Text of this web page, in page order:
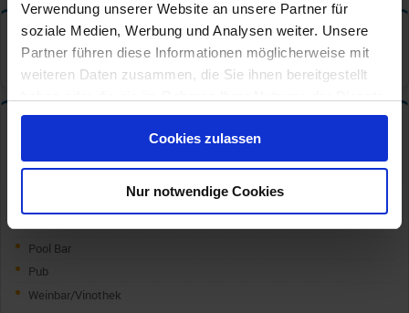
Verwendung unserer Website an unsere Partner für
soziale Medien, Werbung und Analysen weiter. Unsere
Partner führen diese Informationen möglicherweise mit
weiteren Daten zusammen, die Sie ihnen bereitgestellt
gesammelt haben.
Cookies zulassen
Nur notwendige Cookies
✦Tischzeiten
Ginbar
Pool Bar
Pub
Weinbar/Vinothek